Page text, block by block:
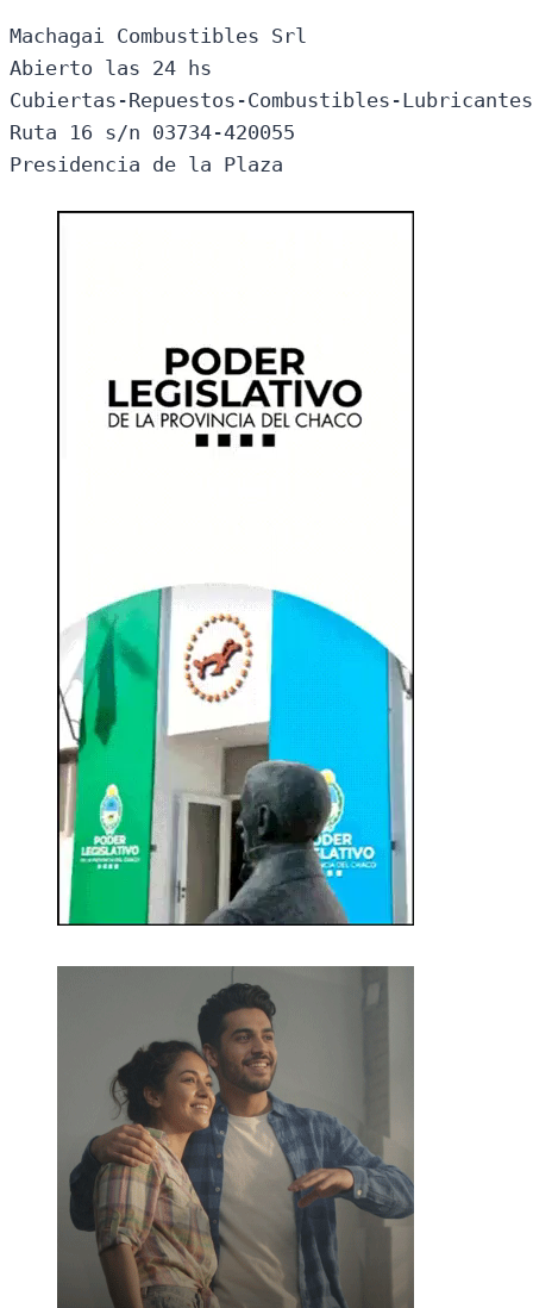
Machagai Combustibles Srl
Abierto las 24 hs
Cubiertas-Repuestos-Combustibles-
Ruta 16 s/n 03734-420055
Presidencia de la Plaza